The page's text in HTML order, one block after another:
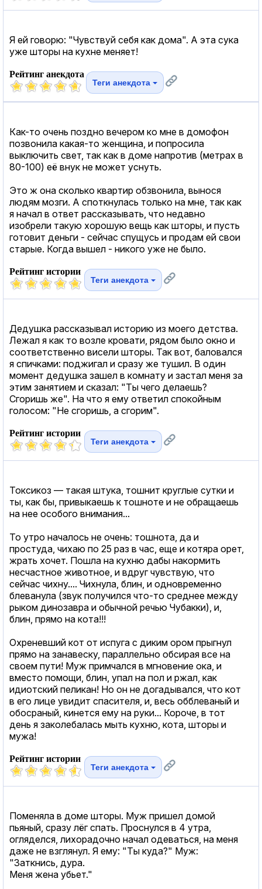
Я ей говорю: "Чувствуй себя как дома". А эта сука
уже шторы на кухне меняет!
Рейтинг анекдота
Теги анекдота
Как-то очень поздно вечером ко мне в домофон
позвонила какая-то женщина, и попросила
выключить свет, так как в доме напротив (метрах в
80-100) её внук не может уснуть.
Это ж она сколько квартир обзвонила, вынося
людям мозги. А споткнулась только на мне, так как
я начал в ответ рассказывать, что недавно
изобрели такую хорошую вещь как шторы, и пусть
готовит деньги - сейчас спущусь и продам ей свои
старые. Когда вышел - никого уже не было.
Рейтинг истории
Теги анекдота
Дедушка рассказывал историю из моего детства.
Лежал я как то возле кровати, рядом было окно и
соответственно висели шторы. Так вот, баловался
я спичками: поджигал и сразу же тушил. В один
момент дедушка зашел в комнату и застал меня за
этим занятием и сказал: "Ты чего делаешь?
Сгоришь же". На что я ему ответил спокойным
голосом: "Не сгоришь, а сгорим".
Рейтинг истории
Теги анекдота
Токсикоз — такая штука, тошнит круглые сутки и
ты, как бы, привыкаешь к тошноте и не обращаешь
на нее особого внимания...
То утро началось не очень: тошнота, да и
простуда, чихаю по 25 раз в час, еще и котяра орет,
жрать хочет. Пошла на кухню дабы накормить
несчастное животное, и вдруг чувствую, что
сейчас чихну.... Чихнула, блин, и одновременно
блеванула (звук получился что-то среднее между
рыком динозавра и обычной речью Чубакки), и,
блин, прямо на кота!!!
Охреневший кот от испуга с диким ором прыгнул
прямо на занавеску, параллельно обсирая все на
своем пути! Муж примчался в мгновение ока, и
вместо помощи, блин, упал на пол и ржал, как
идиотский пеликан! Но он не догадывался, что кот
в его лице увидит спасителя, и, весь обблеваный и
обосраный, кинется ему на руки... Короче, в тот
день я заколебалась мыть кухню, кота, шторы и
мужа!
Рейтинг истории
Теги анекдота
Поменяла в доме шторы. Муж пришел домой
пьяный, сразу лёг спать. Проснулся в 4 утра,
огляделся, лихорадочно начал одеваться, на меня
даже не взглянул. Я ему: "Ты куда?" Муж:
"Заткнись, дура.
Меня жена убьет."